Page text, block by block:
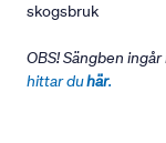
skogsbruk
OBS! Sängben
hittar duhär.